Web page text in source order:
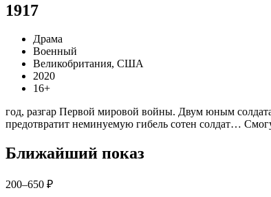
1917
Драма
Военный
Великобритания, США
2020
16+
год, разгар Первой мировой войны. Двум юным
предотвратит неминуемую гибель сотен солдат…
Ближайший показ
200–650 ₽